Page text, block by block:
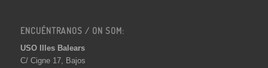
ENCUÉNTRANOS / ON SOM:
USO Illes Balears
C/ Cigne 17, Bajos